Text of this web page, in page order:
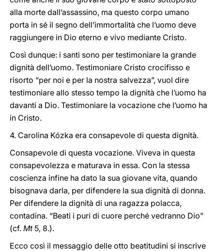
alla morte dall’assassino, ma questo corpo umano
porta in sé il segno dell’immortalità che l’uomo deve
raggiungere in Dio eterno e vivo mediante Cristo.
Così dunque: i santi sono per testimoniare la grande
dignità dell’uomo. Testimoniare Cristo crocifisso e
risorto “per noi e per la nostra salvezza”, vuol dire
testimoniare allo stesso tempo la dignità che l’uomo ha
davanti a Dio. Testimoniare la vocazione che l’uomo ha
in Cristo.
4. Carolina Kózka era consapevole di questa dignità.
Consapevole di questa vocazione. Viveva in questa
consapevolezza e maturava in essa. Con la stessa
coscienza infine ha dato la sua giovane vita, quando
bisognava darla, per difendere la sua dignità di donna.
Per difendere la dignità di una ragazza polacca,
contadina. “Beati i puri di cuore perché vedranno Dio”
(cf. Mt5, 8.).
Ecco così il messaggio delle otto beatitudini si inscrive